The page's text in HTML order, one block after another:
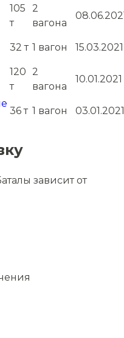
105
т
2
вагона
32 т 1 вагон 15.03.2021
120
т
2
вагона
10.01.2021
36 т 1 вагон 03.01.2021
зависит от